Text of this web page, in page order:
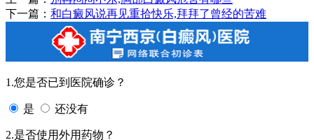
下一篇： 和白癜风说再见重拾快乐,拜拜了曾经的苦难
1.您是否已到医院确诊？
是 还没有
2.是否使用外用药物？